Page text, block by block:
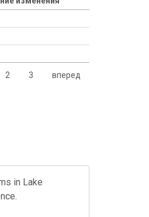
2 3 вперед
in Lake